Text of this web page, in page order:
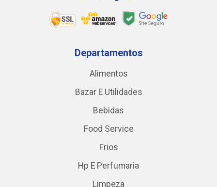
Departamentos
Alimentos
Bazar E Utilidades
Bebidas
Food Service
Frios
Hp E Perfumaria
Limpeza